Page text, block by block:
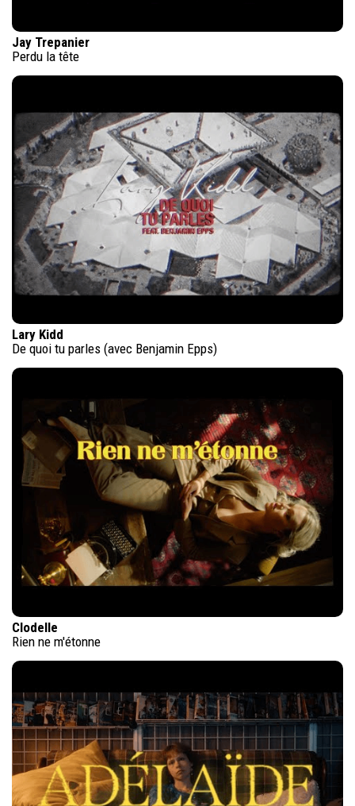
Jay Trepanier
Perdu la tête
Lary Kidd
De quoi tu parles (avec Benjamin Epps)
Clodelle
Rien ne m'étonne